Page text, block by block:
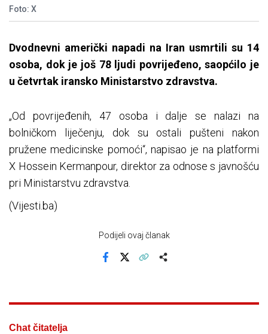
Foto: X
Dvodnevni američki napadi na Iran usmrtili su 14
osoba, dok je još 78 ljudi povrijeđeno, saopćilo je
u četvrtak iransko Ministarstvo zdravstva.
„Od povrijeđenih, 47 osoba i dalje se nalazi na
bolničkom liječenju, dok su ostali pušteni nakon
pružene medicinske pomoći“, napisao je na platformi
X Hossein Kermanpour, direktor za odnose s javnošću
pri Ministarstvu zdravstva.
(Vijesti.ba)
Podijeli ovaj članak
Chat čitatelja